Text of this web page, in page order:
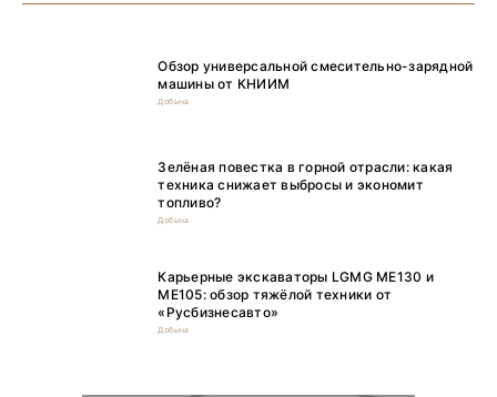
Обзор универсальной смесительно-зарядной
машины от КНИИМ
Добыча
Зелёная повестка в горной отрасли: какая
техника снижает выбросы и экономит
топливо?
Добыча
Карьерные экскаваторы LGMG ME130 и
ME105: обзор тяжёлой техники от
«Русбизнесавто»
Добыча